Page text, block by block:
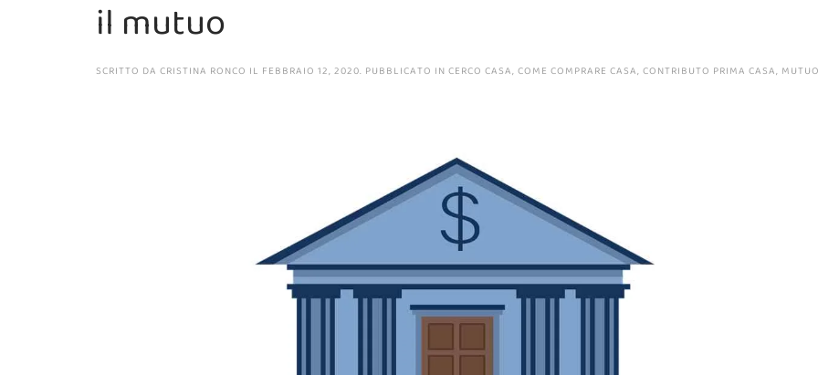
il mutuo
SCRITTO DA CRISTINA RONCO IL FEBBRAIO 12, 2020. PUBBLICATO IN CERCO CASA, COME COMPRARE CASA, CONTRIBUTO PRIMA CASA,